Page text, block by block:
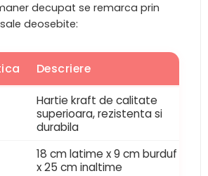
decupat se remarca prin
deosebite:
Descriere
Hartie kraft de calitate
superioara, rezistenta si
durabila
18 cm latime x 9 cm burduf
x 25 cm inaltime